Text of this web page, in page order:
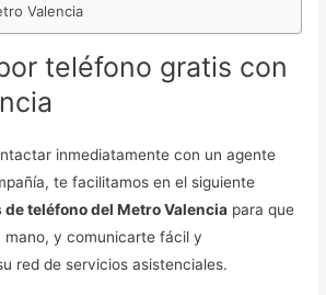
Valencia
teléfono gratis con
inmediatamente con un agente
te facilitamos en el siguiente
de teléfono del Metro Valencia para que
mano, y comunicarte fácil y
red de servicios asistenciales.